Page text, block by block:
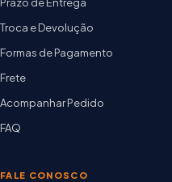
Prazo de Entrega
Troca e Devolução
Formas de Pagamento
Frete
Acompanhar Pedido
FAQ
FALE CONOSCO